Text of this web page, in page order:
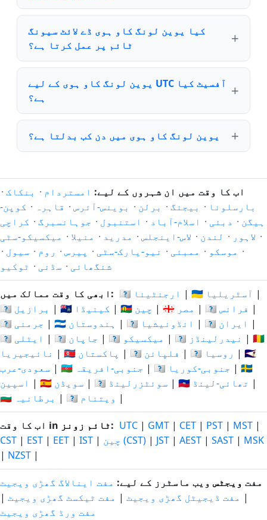
کیا یوین لونگ کاو ہوی ڈے لائٹ سیونگ
ٹائم پر عمل کرتا ہے؟
یوین لونگ کاو ہوی کے لیے UTC آفسیٹ کیا
ہے؟
یوین لونگ کاو ہوی میں دن کب بدلتا ہے؟
اب کا وقت میں ان شہروں کے لیے: امستردام · بنکاک ·
بارسلونا · بیجنگ · برلن · بوینس-آئرس · قاہرہ · کوپن-
ہیگن · دبئی · اسلام-آباد · استنبول · جوہانسبرگ · کراچی
· لاہور · لندن · لاس-اینجلس · مدرید · منیلا · میکسیکو-سٹی
· موسکو · ممبئی · نیو-یارک-سٹی · پیرس · روم · سیول ·
شنگھائی · سڈنی · ٹوکیو
ابھی کا وقت ممالک میں: 🇦🇷 ارجنٹینا | 🇦🇺 آسٹریلیا |
🇧🇷 برازیل | 🇨🇦 کینیڈا | 🇨🇳 چین | 🇪🇬 مصر | 🇫🇷 فرانس |
🇩🇪 جرمنی | 🇮🇳 ہندوستان | 🇮🇩 انڈونیشیا | 🇮🇷 ایران |
🇮🇹 ایٹلی | 🇯🇵 جاپان | 🇲🇽 میکسیکو | 🇳🇱 نیدرلینڈز | 🇳🇬
نائیجیریا | 🇵🇰 پاکستان | 🇵🇭 فلپائن | 🇷🇺 روسیا | 🇸🇦
سعودی-عرب | 🇿🇦 جنوبی-افریقہ | 🇰🇷 جنوبی-کوریا | 🇪🇸
اسپین | 🇸🇪 سویڈن | 🇨🇭 سوئٹزرلینڈ | 🇹🇭 تھائی-لینڈ |
🇬🇧 برطانیہ | 🇻🇳 ویتنام |
اب کا وقت in ٹائم زونز: UTC | GMT | CET | PST | MST |
CST | EST | EET | IST | چین (CST) | JST | AEST | SAST | MSK
| NZST |
مفت ویجٹس ویب ماسٹرز کے لیے: مفت اینالاگ گھڑی ویجیٹ
| مفت ڈیجیٹل گھڑی ویجیٹ | مفت ٹیکسٹ گھڑی ویجیٹ |
مفت ورڈ گھڑی ویجیٹ